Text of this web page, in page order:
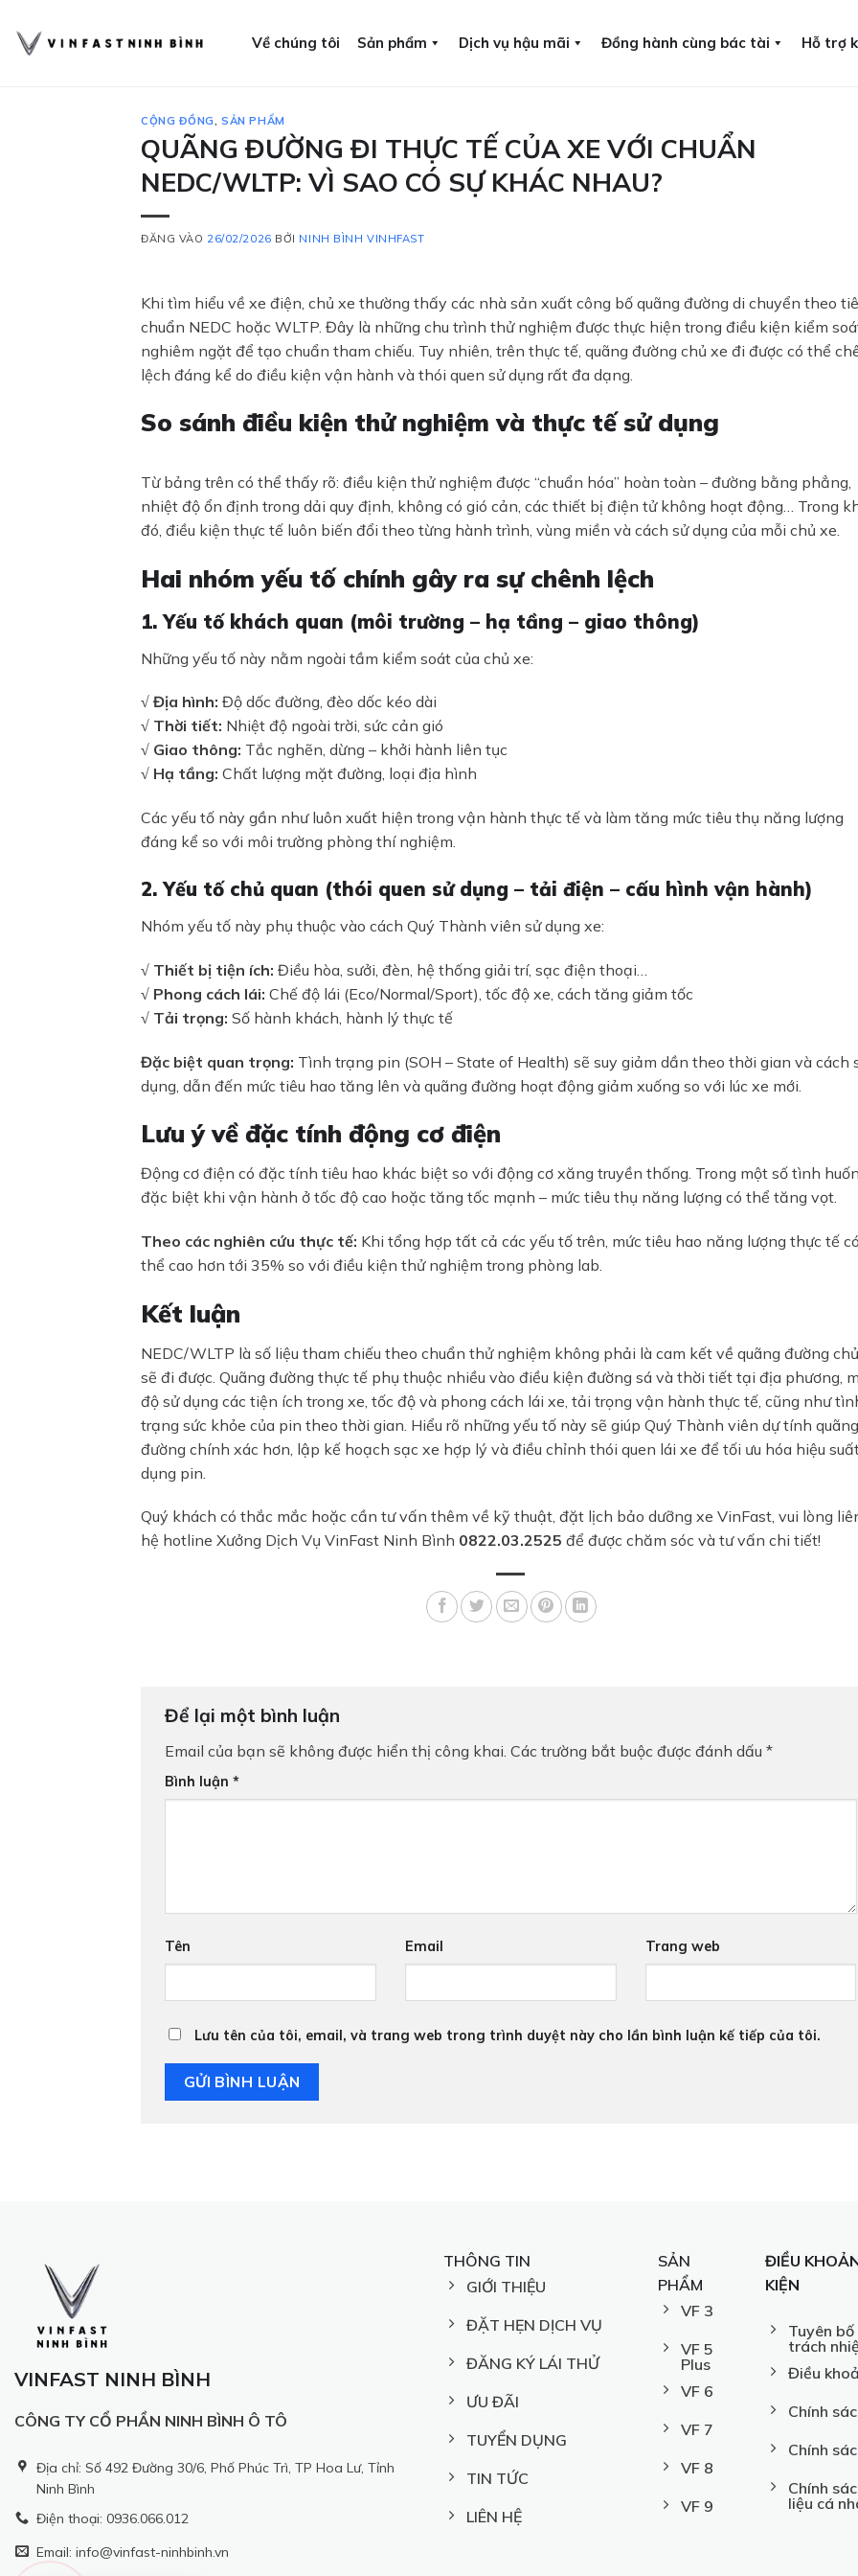
qua
Về chúng tôi Sản phẩm Dịch vụ hậu mãi Đồng hành cùng bác tài Hỗ trợ
CỘNG ĐỒNG,SẢN PHẨM
QUÃNG ĐƯỜNG ĐI THỰC TẾ CỦA XE VỚI CHUẨN
NEDC/WLTP: VÌ SAO CÓ SỰ KHÁC NHAU?
ĐĂNG VÀO 26/02/2026 BỞI NINH BÌNH VINHFAST
Khi tìm hiểu về xe điện, chủ xe thường thấy các nhà sản xuất công bố quãng đường di chuyển theo
chuẩn NEDC hoặc WLTP. Đây là những chu trình thử nghiệm được thực hiện trong điều kiện kiểm
nghiêm ngặt để tạo chuẩn tham chiếu. Tuy nhiên, trên thực tế, quãng đường chủ xe đi được có thể
lệch đáng kể do điều kiện vận hành và thói quen sử dụng rất đa dạng.
So sánh điều kiện thử nghiệm và thực tế sử dụng
Từ bảng trên có thể thấy rõ: điều kiện thử nghiệm được “chuẩn hóa” hoàn toàn – đường bằng phẳng,
nhiệt độ ổn định trong dải quy định, không có gió cản, các thiết bị điện tử không hoạt động… Trong
đó, điều kiện thực tế luôn biến đổi theo từng hành trình, vùng miền và cách sử dụng của mỗi chủ xe.
Hai nhóm yếu tố chính gây ra sự chênh lệch
1. Yếu tố khách quan (môi trường – hạ tầng – giao thông)
Những yếu tố này nằm ngoài tầm kiểm soát của chủ xe:
√ Địa hình: Độ dốc đường, đèo dốc kéo dài
√ Thời tiết: Nhiệt độ ngoài trời, sức cản gió
√ Giao thông: Tắc nghẽn, dừng – khởi hành liên tục
√ Hạ tầng: Chất lượng mặt đường, loại địa hình
Các yếu tố này gần như luôn xuất hiện trong vận hành thực tế và làm tăng mức tiêu thụ năng lượng
đáng kể so với môi trường phòng thí nghiệm.
2. Yếu tố chủ quan (thói quen sử dụng – tải điện – cấu hình vận hành)
Nhóm yếu tố này phụ thuộc vào cách Quý Thành viên sử dụng xe:
√ Thiết bị tiện ích: Điều hòa, sưởi, đèn, hệ thống giải trí, sạc điện thoại…
√ Phong cách lái: Chế độ lái (Eco/Normal/Sport), tốc độ xe, cách tăng giảm tốc
√ Tải trọng: Số hành khách, hành lý thực tế
Đặc biệt quan trọng: Tình trạng pin (SOH – State of Health) sẽ suy giảm dần theo thời gian và cách
dụng, dẫn đến mức tiêu hao tăng lên và quãng đường hoạt động giảm xuống so với lúc xe mới.
Lưu ý về đặc tính động cơ điện
Động cơ điện có đặc tính tiêu hao khác biệt so với động cơ xăng truyền thống. Trong một số tình
đặc biệt khi vận hành ở tốc độ cao hoặc tăng tốc mạnh – mức tiêu thụ năng lượng có thể tăng vọt.
Theo các nghiên cứu thực tế: Khi tổng hợp tất cả các yếu tố trên, mức tiêu hao năng lượng thực tế có
thể cao hơn tới 35% so với điều kiện thử nghiệm trong phòng lab.
Kết luận
NEDC/WLTP là số liệu tham chiếu theo chuẩn thử nghiệm không phải là cam kết về quãng đường
sẽ đi được. Quãng đường thực tế phụ thuộc nhiều vào điều kiện đường sá và thời tiết tại địa phương,
độ sử dụng các tiện ích trong xe, tốc độ và phong cách lái xe, tải trọng vận hành thực tế, cũng như
trạng sức khỏe của pin theo thời gian. Hiểu rõ những yếu tố này sẽ giúp Quý Thành viên dự tính quãng
đường chính xác hơn, lập kế hoạch sạc xe hợp lý và điều chỉnh thói quen lái xe để tối ưu hóa hiệu
dụng pin.
Quý khách có thắc mắc hoặc cần tư vấn thêm về kỹ thuật, đặt lịch bảo dưỡng xe VinFast, vui lòng
hệ hotline Xưởng Dịch Vụ VinFast Ninh Bình 0822.03.2525 để được chăm sóc và tư vấn chi tiết!
Để lại một bình luận
Email của bạn sẽ không được hiển thị công khai. Các trường bắt buộc được đánh dấu *
Bình luận *
Tên Email Trang web
Lưu tên của tôi, email, và trang web trong trình duyệt này cho lần bình luận kế tiếp của tôi.
VINFAST NINH BÌNH
CÔNG TY CỔ PHẦN NINH BÌNH Ô TÔ
Địa chỉ: Số 492 Đường 30/6, Phố Phúc Trì, TP Hoa Lư, Tỉnh
Ninh Bình
Điện thoại: 0936.066.012
Email: info@vinfast-ninhbinh.vn
THÔNG TIN
GIỚI THIỆU
ĐẶT HẸN DỊCH VỤ
ĐĂNG KÝ LÁI THỬ
ƯU ĐÃI
TUYỂN DỤNG
TIN TỨC
LIÊN HỆ
SẢN
PHẨM
VF 3
VF 5
Plus
VF 6
VF 7
VF 8
VF 9
ĐIỀU
KIỆN
Tuyên
trách
Điều
Chính
Chính
Chính
liệu cá